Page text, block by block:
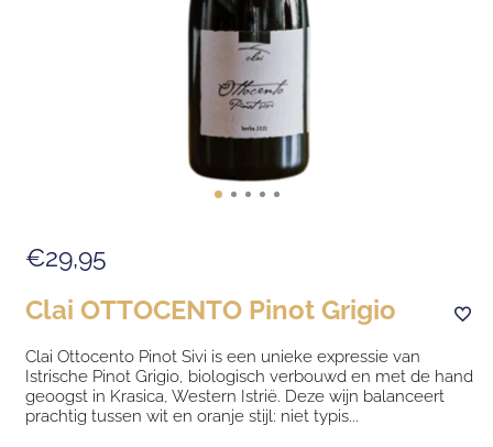
€29,95
Clai OTTOCENTO Pinot Grigio
Clai Ottocento Pinot Sivi is een unieke expressie van
Istrische Pinot Grigio, biologisch verbouwd en met de hand
geoogst in Krasica, Western Istrië. Deze wijn balanceert
prachtig tussen wit en oranje stijl: niet typis...